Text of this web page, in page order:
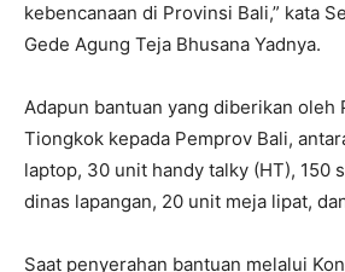
kebencanaan di Provinsi Bali,” kata
Gede Agung Teja Bhusana Yadnya.
Adapun bantuan yang diberikan oleh
Tiongkok kepada Pemprov Bali,
laptop, 30 unit handy talky (HT), 150
dinas lapangan, 20 unit meja lipat,
Saat penyerahan bantuan melalui